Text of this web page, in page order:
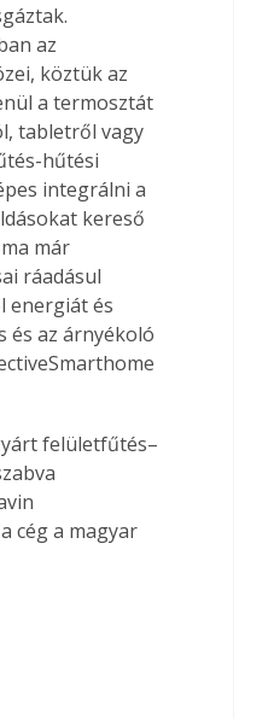
az
köztük az
a termosztát
tabletről vagy
hűtési
integrálni a
kereső
már
ráadásul
energiát és
és az árnyékoló
felületfűtés–
cég a magyar